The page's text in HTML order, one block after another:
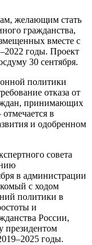
желающим стать
гражданства,
вместе с
годы. Проект
30 сентября.
политики
отказа от
принимающих
в
и одобренном
совета
в администрации
с ходом
политики в
и
России,
президентом
годы.